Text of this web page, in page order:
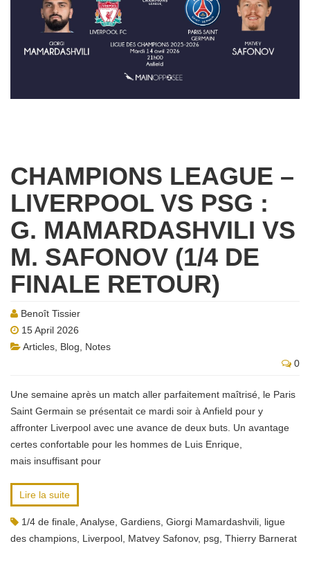
CHAMPIONS LEAGUE –
LIVERPOOL VS PSG :
G. MAMARDASHVILI VS
M. SAFONOV (1/4 DE
FINALE RETOUR)
Benoît Tissier
15 April 2026
Articles Blog
Notes
0
Une semaine après un match aller parfaitement maîtrisé, le Paris
Saint Germain se présentait ce mardi soir à Anfield pour y
affronter Liverpool avec une avance de deux buts. Un avantage
certes confortable pour les hommes de Luis Enrique,
mais insuffisant pour
Lire la suite
1/4 de finale Analyse Gardiens Giorgi Mamardashvili ligue
des champions Liverpool Matvey Safonov, psg Thierry Barnerat